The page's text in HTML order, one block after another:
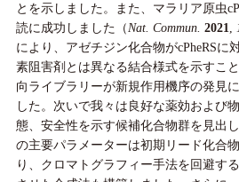
とを示しました。また、マラリア原虫
読に成功しました（ Nat. Commun. 2021
により、アゼチジン化合物がcPheRSに
素阻害剤とは異なる結合様式を示すこ
向ライブラリーが新規作用機序の発見
した。次いで我々は良好な薬効および
態、安全性を示す候補化合物群を見出
の主要パラメーターは初期リード化合
り、クロマトグラフィー手法を回避す